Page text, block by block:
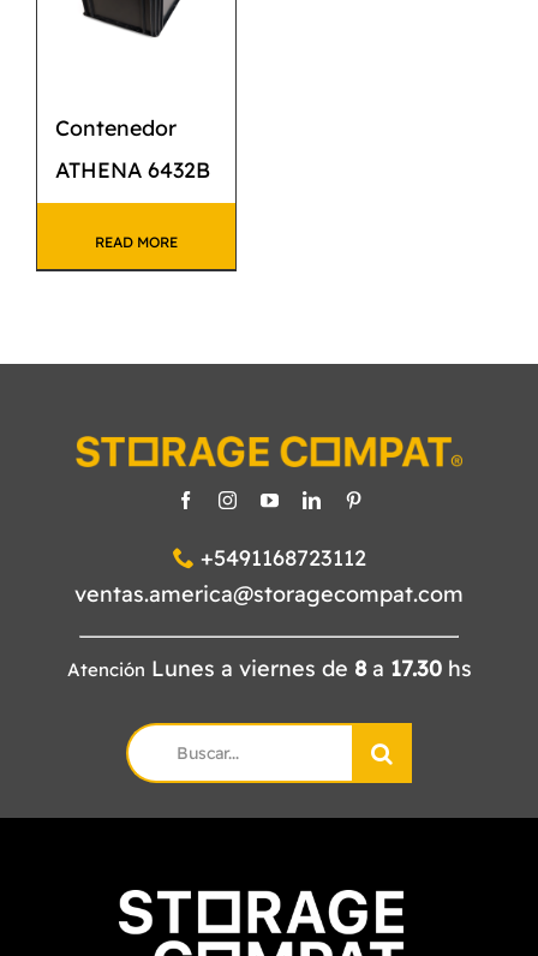
Contenedor
ATHENA 6432B
READ MORE
+5491168723112
ventas.america@storagecompat.com
Atención Lunes a viernes de 8a 17.30hs
Search
for: